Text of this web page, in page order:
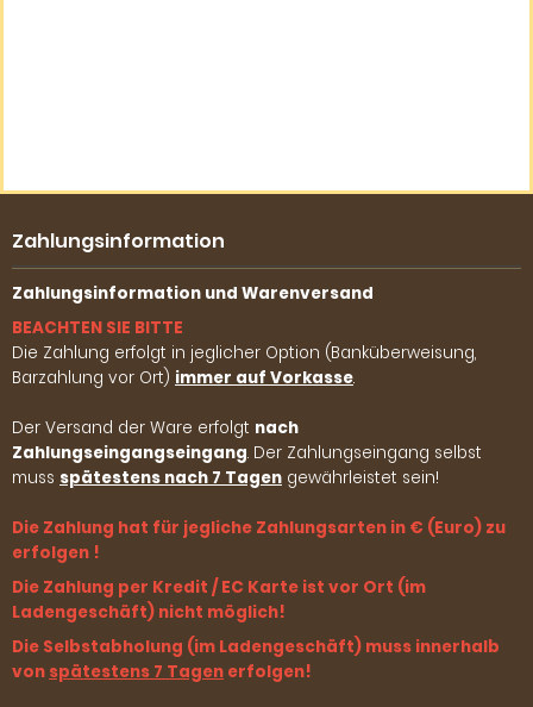
Zahlungsinformation
Zahlungsinformation und Warenversand
BEACHTEN SIE BITTE
Die Zahlung erfolgt in jeglicher Option (Banküberweisung,
Barzahlung vor Ort) immer auf Vorkasse.
Der Versand der Ware erfolgt nach
Zahlungseingangseingang. Der Zahlungseingang selbst
muss spätestens nach 7 Tagen gewährleistet sein!
Die Zahlung hat für jegliche Zahlungsarten in € (Euro) zu
erfolgen !
Die Zahlung per Kredit / EC Karte ist vor Ort (im
Ladengeschäft) nicht möglich!
Die Selbstabholung (im Ladengeschäft) muss innerhalb
von spätestens 7 Tagen erfolgen!